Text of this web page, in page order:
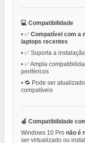
💻 Compatibilidade
• ✅ Compatível com a
laptops recentes
• ✅ Suporta a
• ✅ Ampla
periféricos
• 🔁 Pode ser
compatíveis
🍏 Compatibilidade
Windows 10 Pro não é
ser virtualizado ou